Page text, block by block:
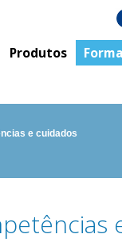
Produtos
e cuidados